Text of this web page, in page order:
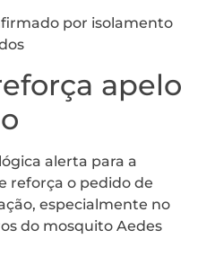
por isolamento
apelo
alerta para a
reforça o pedido de
especialmente no
do mosquito Aedes